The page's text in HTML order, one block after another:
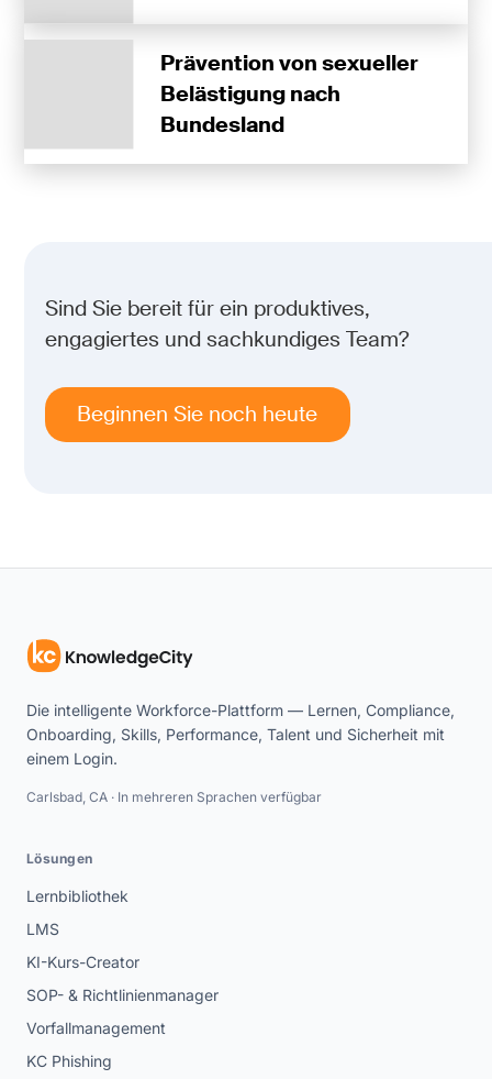
Prävention von sexueller
Belästigung nach
Bundesland
Sind Sie bereit für ein produktives,
engagiertes und sachkundiges Team?
Beginnen Sie noch heute
Die intelligente Workforce-Plattform — Lernen, Compliance,
Onboarding, Skills, Performance, Talent und Sicherheit mit
einem Login.
Carlsbad, CA · In mehreren Sprachen verfügbar
Lösungen
Lernbibliothek
LMS
KI-Kurs-Creator
SOP- & Richtlinienmanager
Vorfallmanagement
KC Phishing